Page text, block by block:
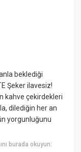
beklediği
Şeker ilavesiz!
kahve çekirdekleri
dilediğin her an
yorgunluğunu
burada okuyun: